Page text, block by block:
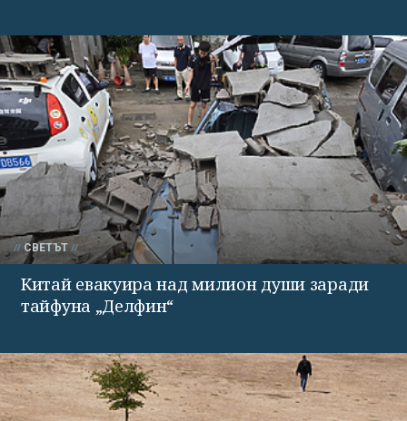
СВЕТЪТ
Китай евакуира над милион души заради
тайфуна „Делфин“